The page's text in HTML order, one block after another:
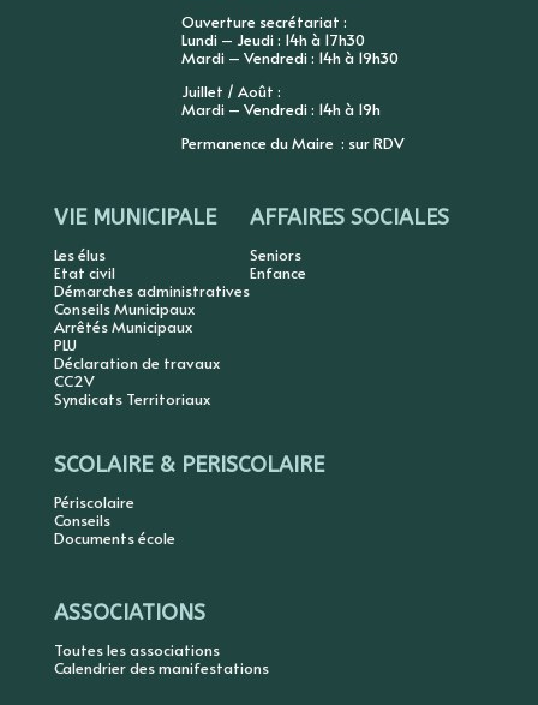
Ouverture secrétariat :
Lundi – Jeudi : 14h à 17h30
Mardi – Vendredi : 14h à 19h30
Juillet / Août :
Mardi – Vendredi : 14h à 19h
Permanence du Maire : sur RDV
VIE MUNICIPALE
Les élus
Etat civil
Démarches administratives
Conseils Municipaux
Arrêtés Municipaux
PLU
Déclaration de travaux
CC2V
Syndicats Territoriaux
AFFAIRES SOCIALES
Seniors
Enfance
SCOLAIRE & PERISCOLAIRE
Périscolaire
Conseils
Documents école
ASSOCIATIONS
Toutes les associations
Calendrier des manifestations